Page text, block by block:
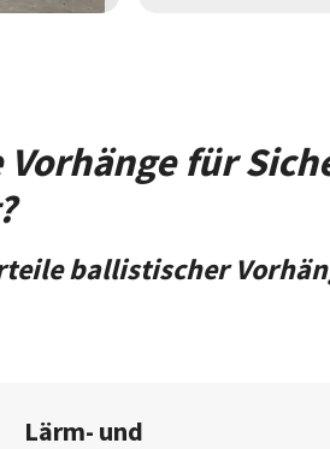
für
ballistischer
Lärm- und